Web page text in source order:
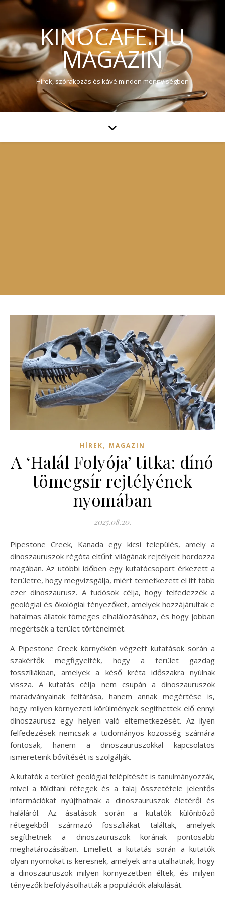
KINOCAFE.HU
MAGAZIN
Hírek, szórakozás és kávé minden mennyiségben
HÍREK, MAGAZIN
A ‘Halál Folyója’ titka: dínó
tömegsír rejtélyének
nyomában
2025.08.20.
Pipestone Creek, Kanada egy kicsi település, amely a
dinoszauruszok régóta eltűnt világának rejtélyeit hordozza
magában. Az utóbbi időben egy kutatócsoport érkezett a
területre, hogy megvizsgálja, miért temetkezett el itt több
ezer dinoszaurusz. A tudósok célja, hogy felfedezzék a
geológiai és ökológiai tényezőket, amelyek hozzájárultak e
hatalmas állatok tömeges elhalálozásához, és hogy jobban
megértsék a terület történelmét.
A Pipestone Creek környékén végzett kutatások során a
szakértők megfigyelték, hogy a terület gazdag
fosszíliákban, amelyek a késő kréta időszakra nyúlnak
vissza. A kutatás célja nem csupán a dinoszauruszok
maradványainak feltárása, hanem annak megértése is,
hogy milyen környezeti körülmények segíthettek elő ennyi
dinoszaurusz egy helyen való eltemetkezését. Az ilyen
felfedezések nemcsak a tudományos közösség számára
fontosak, hanem a dinoszauruszokkal kapcsolatos
ismereteink bővítését is szolgálják.
A kutatók a terület geológiai felépítését is tanulmányozzák,
mivel a földtani rétegek és a talaj összetétele jelentős
információkat nyújthatnak a dinoszauruszok életéről és
haláláról. Az ásatások során a kutatók különböző
rétegekből származó fosszíliákat találtak, amelyek
segíthetnek a dinoszauruszok korának pontosabb
meghatározásában. Emellett a kutatás során a kutatók
olyan nyomokat is keresnek, amelyek arra utalhatnak, hogy
a dinoszauruszok milyen környezetben éltek, és milyen
tényezők befolyásolhatták a populációk alakulását.